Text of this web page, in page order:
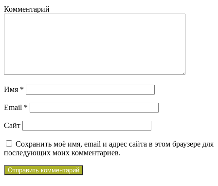
Комментарий
Имя *
Email *
Сайт
Сохранить моё имя, email и адрес сайта в этом браузере для
последующих моих комментариев.